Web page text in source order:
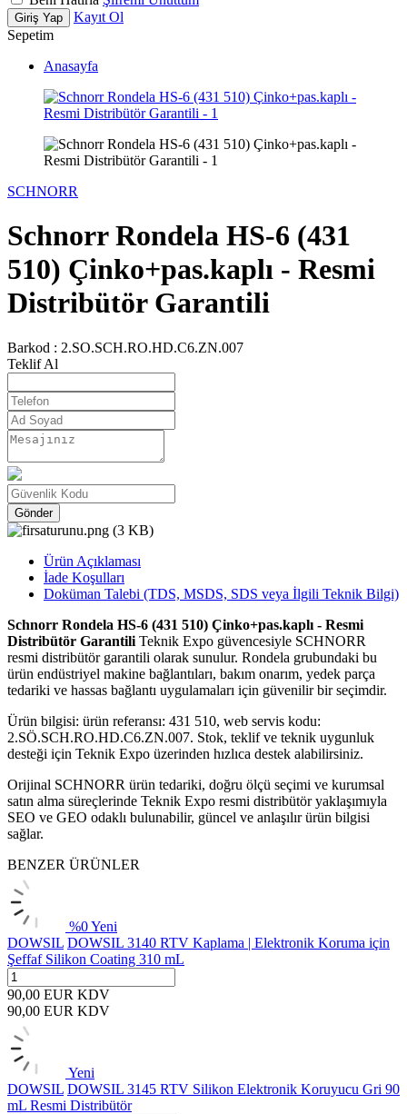
Giriş Yap
Kayıt Ol
Sepetim
Anasayfa
SCHNORR
Schnorr Rondela HS-6 (431
510) Çinko+pas.kaplı - Resmi
Distribütör Garantili
Barkod : 2.SO.SCH.RO.HD.C6.ZN.007
Teklif Al
Gönder
Ürün Açıklaması
İade Koşulları
Doküman Talebi (TDS, MSDS, SDS veya İlgili Teknik Bilgi)
Schnorr Rondela HS-6 (431 510) Çinko+pas.kaplı - Resmi
Distribütör Garantili Teknik Expo güvencesiyle SCHNORR
resmi distribütör garantili olarak sunulur. Rondela grubundaki bu
ürün endüstriyel makine bağlantıları, bakım onarım, yedek parça
tedariki ve hassas bağlantı uygulamaları için güvenilir bir seçimdir.
Ürün bilgisi: ürün referansı: 431 510, web servis kodu:
2.SÖ.SCH.RO.HD.C6.ZN.007. Stok, teklif ve teknik uygunluk
desteği için Teknik Expo üzerinden hızlıca destek alabilirsiniz.
Orijinal SCHNORR ürün tedariki, doğru ölçü seçimi ve kurumsal
satın alma süreçlerinde Teknik Expo resmi distribütör yaklaşımıyla
SEO ve GEO odaklı bulunabilir, güncel ve anlaşılır ürün bilgisi
sağlar.
BENZER ÜRÜNLER
%0Yeni
DOWSIL DOWSIL 3140 RTV Kaplama | Elektronik Koruma için
Şeffaf Silikon Coating 310 mL
90,00 EUR KDV
90,00 EUR KDV
Yeni
DOWSIL DOWSIL 3145 RTV Silikon Elektronik Koruyucu Gri 90
mL Resmi Distribütör